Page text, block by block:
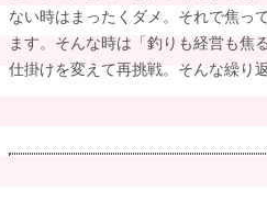
ない時はまったくダメ。それで焦っ
ます。そんな時は「釣りも経営も焦
仕掛けを変えて再挑戦。そんな繰り